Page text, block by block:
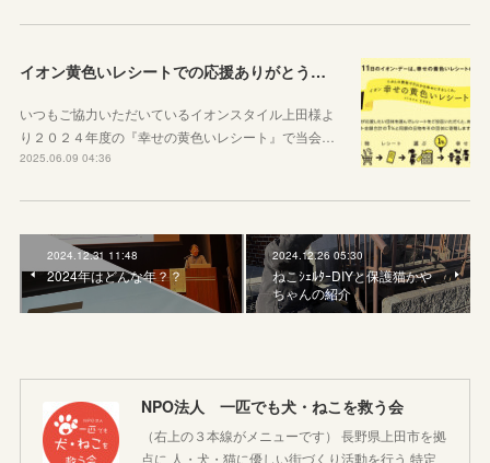
イオン黄色いレシートでの応援ありがとうございました
いつもご協力いただいているイオンスタイル上田様よ
り２０２４年度の『幸せの黄色いレシート』で当会…
2025.06.09 04:36
2024.12.31 11:48
2024年はどんな年？？
2024.12.26 05:30
ねこｼｪﾙﾀｰDIYと保護猫かや
ちゃんの紹介
NPO法人 一匹でも犬・ねこを救う会
（右上の３本線がメニューです） 長野県上田市を拠
点に 人・犬・猫に優しい街づくり活動を行う 特定